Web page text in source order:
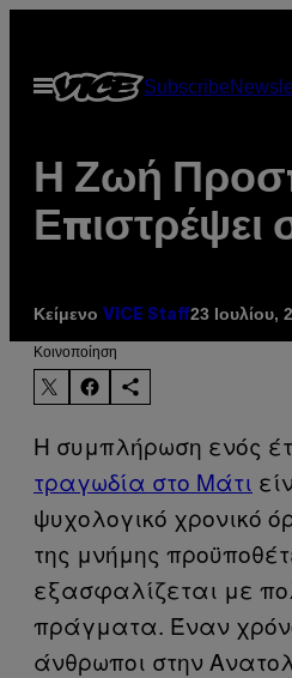
περιεχόμενο
Ανοίξτε
το
Subscribe
Η Ζωή
Επιστρέψει
Κείμενο VICE Staff23 Ιουλίου,
Kοινοποίηση
Η συμπλήρωση ενός
τραγωδία στο Μάτι
ψυχολογικό χρονικό
της μνήμης
εξασφαλίζεται με
πράγματα. Έναν
άνθρωποι στην